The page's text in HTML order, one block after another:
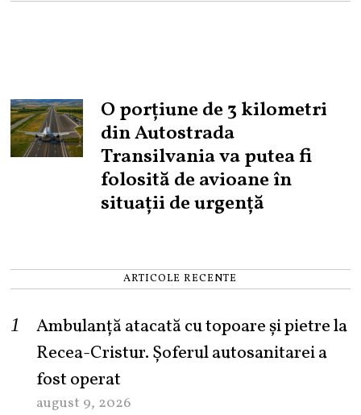
O porțiune de 3 kilometri
din Autostrada
Transilvania va putea fi
folosită de avioane în
situații de urgență
ARTICOLE RECENTE
Ambulanță atacată cu topoare și pietre la
Recea-Cristur. Șoferul autosanitarei a
fost operat
august 9, 2026